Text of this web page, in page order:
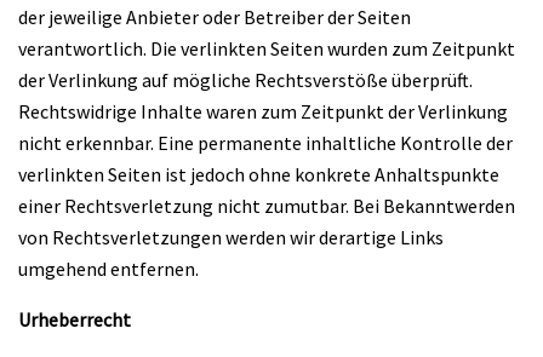
der jeweilige Anbieter oder Betreiber der Seiten
verantwortlich. Die verlinkten Seiten wurden zum Zeitpunkt
der Verlinkung auf mögliche Rechtsverstöße überprüft.
Rechtswidrige Inhalte waren zum Zeitpunkt der Verlinkung
nicht erkennbar. Eine permanente inhaltliche Kontrolle der
verlinkten Seiten ist jedoch ohne konkrete Anhaltspunkte
einer Rechtsverletzung nicht zumutbar. Bei Bekanntwerden
von Rechtsverletzungen werden wir derartige Links
umgehend entfernen.
Urheberrecht